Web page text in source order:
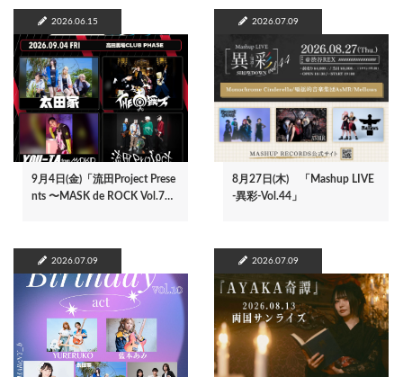
2026.06.15
9月4日(金)「流田Project Prese
nts 〜MASK de ROCK Vol.7…
2026.07.09
8月27日(木) 「Mashup LIVE
-異彩-Vol.44」
2026.07.09 2026.07.09